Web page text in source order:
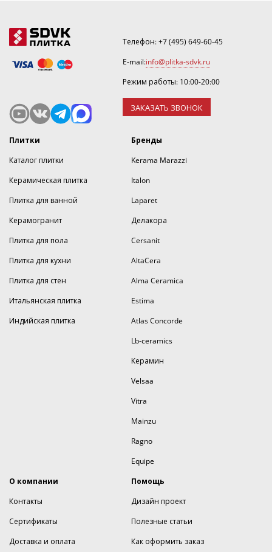
Телефон:+7 (495) 649-60-45
E-mail:info@plitka-sdvk.ru
Режим работы: 10:00-20:00
ЗАКАЗАТЬ ЗВОНОК
Плитки
Каталог плитки
Керамическая плитка
Плитка для ванной
Керамогранит
Плитка для пола
Плитка для кухни
Плитка для стен
Итальянская плитка
Индийская плитка
Бренды
Kerama Marazzi
Italon
Laparet
Делакора
Cersanit
AltaCera
Alma Ceramica
Estima
Atlas Concorde
Lb-ceramics
Керамин
Velsaa
Vitra
Mainzu
Ragno
Equipe
О компании
Контакты
Сертификаты
Доставка и оплата
Помощь
Дизайн проект
Полезные статьи
Как оформить заказ